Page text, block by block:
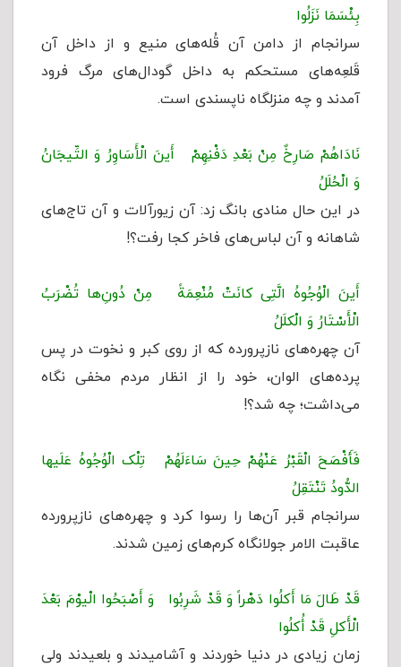
بِئْسَمَا نَزَلُوا
سرانجام از دامن آن قُله‌های منیع و از داخل آن
قَلعِه‌های مستحکم به داخل گودال‌های مرگ فرود
آمدند و چه منزلگاه ناپسندی است.
نَادَاهُمْ صَارِخٌ مِنْ بَعْدِ دَفْنِهِمْ أَینَ الْأَسَاوِرُ وَ التِّیجَانُ
وَ الْحُلَلُ‏
در این حال منادی بانگ زد: آن زیورآلات و آن تاج‌های
شاهانه و آن لباس‌های فاخر کجا رفت؟!
أَینَ الْوُجُوهُ الَّتِی کانَتْ مُنْعِمَةً مِنْ دُونِ‌ها تُضْرَبُ
الْأَسْتَارُ وَ الْکلَلُ‏
آن چهره‏‌ها‌ی نازپرورده‌ که از روی کبر و نخوت در پس
پرده‌های الوان، خود را از انظار مردم مخفی نگاه
می‌داشت؛ چه شد؟!
فَأَفْصَحَ الْقَبْرُ عَنْهُمْ حِینَ سَاءَلَهُمْ تِلْک الْوُجُوهُ عَلَیها
الدُّودُ تَنْتَقِلُ ‏
سرانجام قبر آن‌ها را رسوا کرد و چهره‌های نازپرورده
عاقبت الامر جولانگاه کرم‌های زمین شدند.
قَدْ طَالَ مَا أَکلُوا دَهْراً وَ قَدْ شَرِبُوا وَ أَصْبَحُوا الْیوْمَ بَعْدَ
الْأَکلِ قَدْ أُکلُوا
زمان زیادی در دنیا خوردند و آشامیدند و بلعیدند ولی